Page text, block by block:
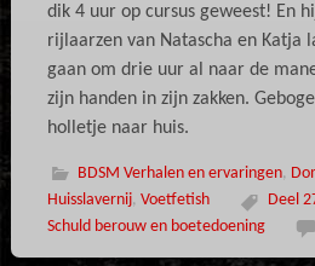
dik 4 uur op cursus geweest! En
rijlaarzen van Natascha en Katja
gaan om drie uur al naar de
zijn handen in zijn zakken.
holletje naar huis.
BDSM Verhalen en ervaringen,
Huisslavernij, Voetfetish Deel
Schuld berouw en boetedoening